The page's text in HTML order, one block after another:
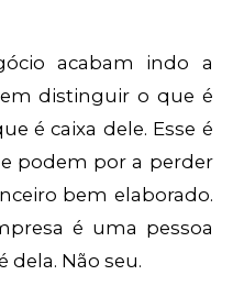
acabam indo a
distinguir o que é
é caixa dele. Esse é
podem por a perder
bem elaborado.
é uma pessoa
dela. Não seu.